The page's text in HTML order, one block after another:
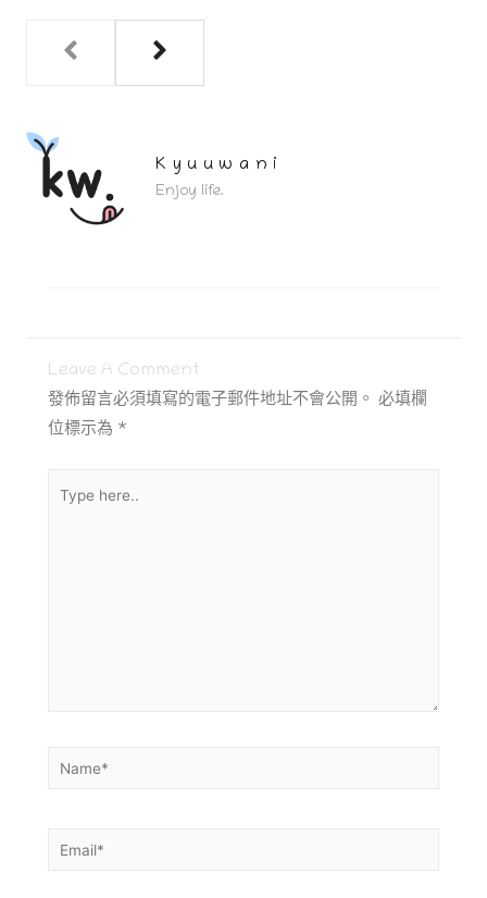
Kyuuwani
Enjoy life.
Leave A Comment
發佈留言必須填寫的電子郵件地址不會公開。 必填欄
位標示為 *